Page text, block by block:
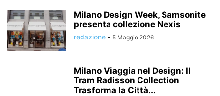
Milano Design Week, Samsonite
presenta collezione Nexis
redazione - 5 Maggio 2026
Milano Viaggia nel Design: Il
Tram Radisson Collection
Trasforma la Città...